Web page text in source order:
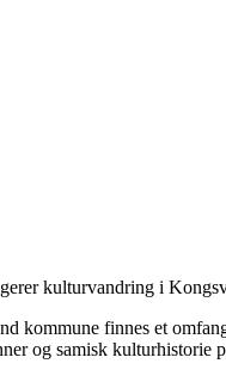
kulturvandring i
kommune finnes et
og samisk kulturhistorie